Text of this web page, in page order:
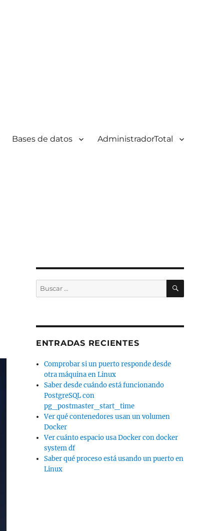
Bases de datos AdministradorTotal
Buscar
por:
BUSCAR
ENTRADAS RECIENTES
Comprobar si un puerto responde desde
otra máquina en Linux
Saber desde cuándo está funcionando
PostgreSQL con
pg_postmaster_start_time
Ver qué contenedores usan un volumen
Docker
Ver cuánto espacio usa Docker con docker
system df
Saber qué proceso está usando un puerto en
Linux